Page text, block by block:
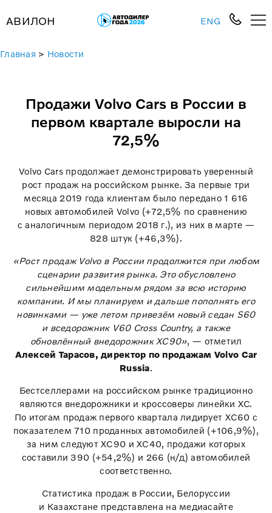
АВИЛОН ENG
Главная > Новости
Продажи Volvo Cars в России в
первом квартале выросли на
72,5%
Volvo Cars продолжает демонстрировать уверенный
рост продаж на российском рынке. За первые три
месяца 2019 года клиентам было передано 1 616
новых автомобилей Volvo (+72,5% по сравнению
с аналогичным периодом 2018 г.), из них в марте —
828 штук (+46,3%).
«Рост продаж Volvo в России продолжится при любом
сценарии развития рынка. Это обусловлено
сильнейшим модельным рядом за всю историю
компании. И мы планируем и дальше пополнять его
новинками — уже летом привезём новый седан S60
и вседорожник V60 Cross Country, а также
обновлённый внедорожник ХС90», — отметил
Алексей Тарасов, директор по продажам Volvo Car
Russia.
Бестселлерами на российском рынке традиционно
являются внедорожники и кроссоверы линейки XC.
По итогам продаж первого квартала лидирует XC60 с
показателем 710 проданных автомобилей (+106,9%),
за ним следуют XC90 и XC40, продажи которых
составили 390 (+54,2%) и 266 (н/д) автомобилей
соответственно.
Статистика продаж в России, Белоруссии
и Казахстане представлена на медиасайте